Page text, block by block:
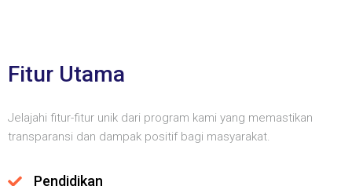
Fitur Utama
Jelajahi fitur-fitur unik dari program kami yang memastikan
transparansi dan dampak positif bagi masyarakat.
Pendidikan